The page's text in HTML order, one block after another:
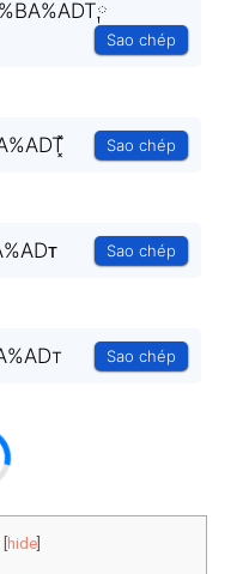
Sao chép
Sao chép
Sao chép
Sao chép
hide]